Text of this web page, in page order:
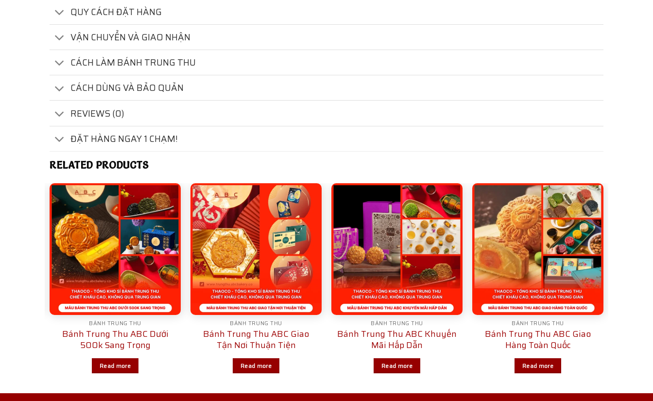
QUY CÁCH ĐẶT HÀNG
VẬN CHUYỂN VÀ GIAO NHẬN
CÁCH LÀM BÁNH TRUNG THU
CÁCH DÙNG VÀ BẢO QUẢN
REVIEWS (0)
ĐẶT HÀNG NGAY 1 CHẠM!
RELATED PRODUCTS
BÁNH TRUNG THU
Bánh Trung Thu ABC Dưới
500k Sang Trọng
Read more
BÁNH TRUNG THU
Bánh Trung Thu ABC Giao
Tận Nơi Thuận Tiện
Read more
BÁNH TRUNG THU
Bánh Trung Thu ABC Khuyến
Mãi Hấp Dẫn
Read more
BÁNH TRUNG THU
Bánh Trung Thu ABC Giao
Hàng Toàn Quốc
Read more